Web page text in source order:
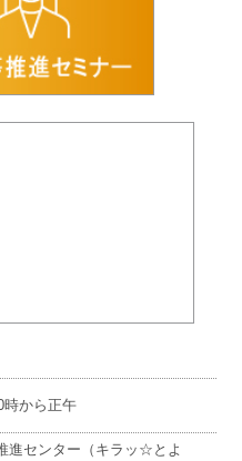
時から正午
進センター（キラッ☆とよ